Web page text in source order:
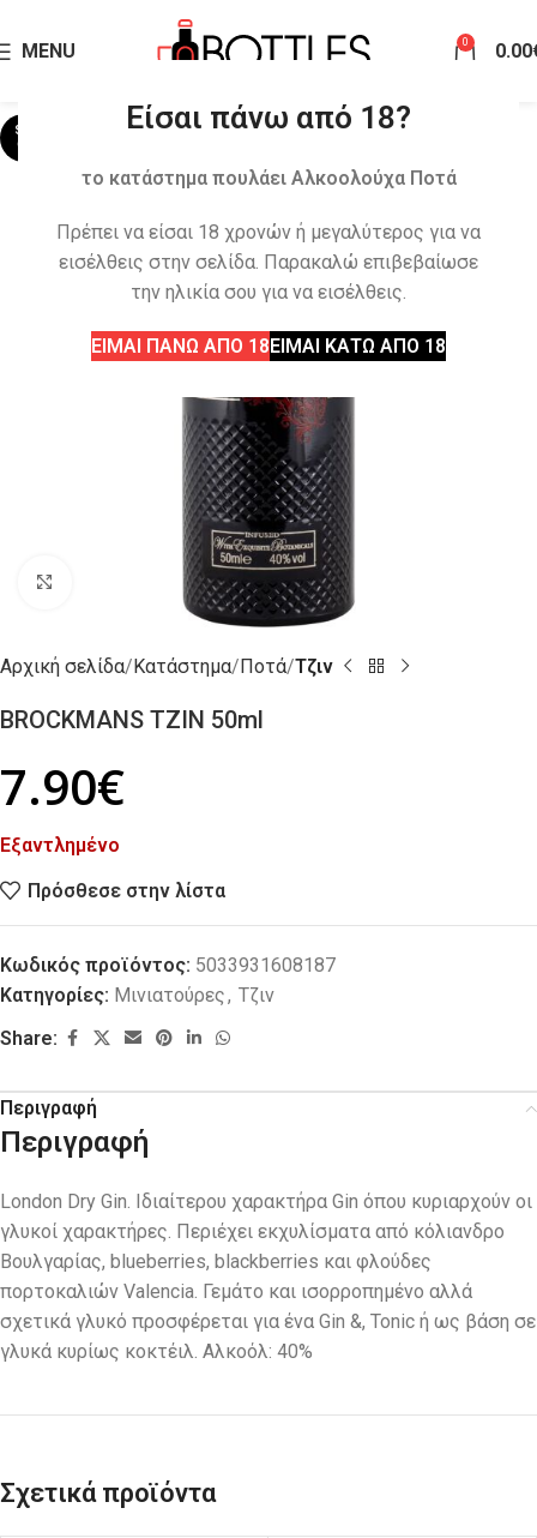
Είσαι πάνω από 18?
το κατάστημα πουλάει Αλκοολούχα Ποτά
Πρέπει να είσαι 18 χρονών ή μεγαλύτερος για να
εισέλθεις στην σελίδα. Παρακαλώ επιβεβαίωσε
την ηλικία σου για να εισέλθεις.
ΕΙΜΑΙ ΠΑΝΩ ΑΠΟ 18ΕΙΜΑΙ ΚΑΤΩ ΑΠΟ 18
MENU 0 0.00
SOLD
OUT
Click to enlarge
Αρχική σελίδα Κατάστημα Ποτά Τζιν
BROCKMANS ΤΖΙΝ 50ml
7.90€
Εξαντλημένο
Πρόσθεσε στην λίστα
Κωδικός προϊόντος: 5033931608187
Κατηγορίες: Μινιατούρες, Τζιν
Share:
Περιγραφή
Περιγραφή
London Dry Gin. Ιδιαίτερου χαρακτήρα Gin όπου κυριαρχούν οι
γλυκοί χαρακτήρες. Περιέχει εκχυλίσματα από κόλιανδρο
Βουλγαρίας, blueberries, blackberries και φλούδες
πορτοκαλιών Valencia. Γεμάτο και ισορροπημένο αλλά
σχετικά γλυκό προσφέρεται για ένα Gin &, Tonic ή ως βάση σε
γλυκά κυρίως κοκτέιλ. Αλκοόλ: 40%
Σχετικά προϊόντα